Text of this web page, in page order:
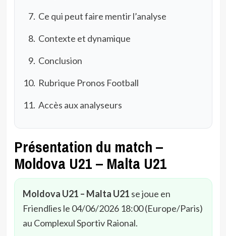
Ce qui peut faire mentir l’analyse
Contexte et dynamique
Conclusion
Rubrique Pronos Football
Accès aux analyseurs
Présentation du match –
Moldova U21 – Malta U21
Moldova U21 – Malta U21 se joue en
Friendlies le 04/06/2026 18:00 (Europe/Paris)
au Complexul Sportiv Raional.